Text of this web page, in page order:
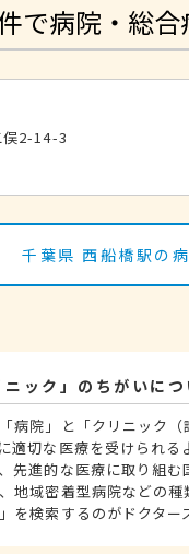
で病院・総
俣2-14-3
千葉県 西船橋駅の
ニック」のちがいにつ
病院」と「クリニック
適切な医療を受けられ
先進的な医療に取り組
地域密着型病院などの種
を検索するのがドクター